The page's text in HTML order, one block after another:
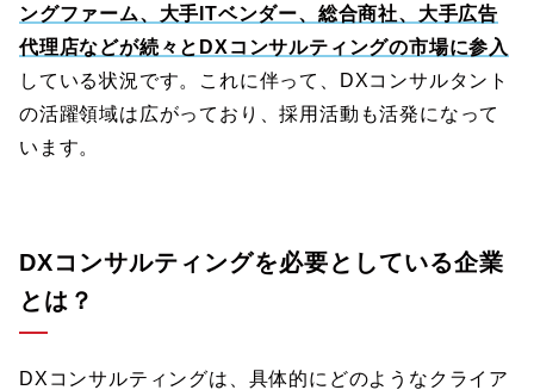
ングファーム、大手ITベンダー、総合商社、大手広告
代理店などが続々とDXコンサルティングの市場に参入
している状況です。これに伴って、DXコンサルタント
の活躍領域は広がっており、採用活動も活発になって
います。
DXコンサルティングを必要としている企業
とは？
DXコンサルティングは、具体的にどのようなクライア